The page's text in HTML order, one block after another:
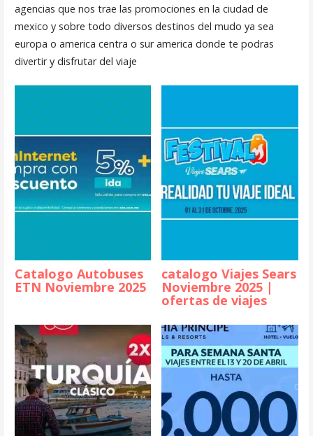
agencias que nos trae las promociones en la ciudad de
mexico y sobre todo diversos destinos del mudo ya sea
europa o america centra o sur america donde te podras
divertir y disfrutar del viaje
Catalogo Autobuses
ETN Noviembre 2025
catalogo Viajes Sears
Noviembre 2025 |
ofertas de viajes